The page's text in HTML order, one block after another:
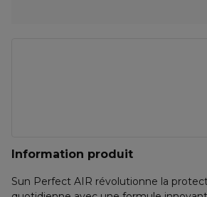
Information produit
Sun Perfect AIR révolutionne la